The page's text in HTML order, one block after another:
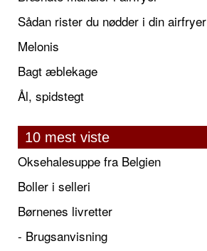
Sådan rister du nødder i din airfryer
Melonis
Bagt æblekage
Ål, spidstegt
10 mest viste
Oksehalesuppe fra Belgien
Boller i selleri
Børnenes livretter
- Brugsanvisning